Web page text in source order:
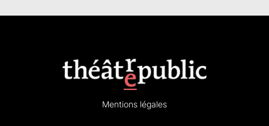
Mentions légales